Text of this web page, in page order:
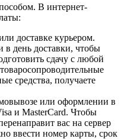
В интернет-
доставке курьером.
в день доставки, чтобы
сдачу с любой
средства, получаете
или оформлении в
и MasterCard. Чтобы
вас на сервер
ввести номер карты, срок